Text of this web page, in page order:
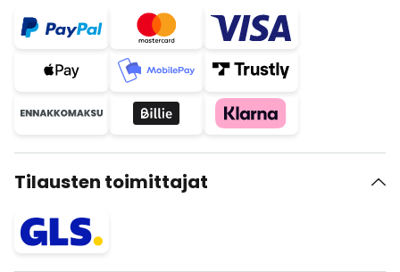
Tilausten toimittajat